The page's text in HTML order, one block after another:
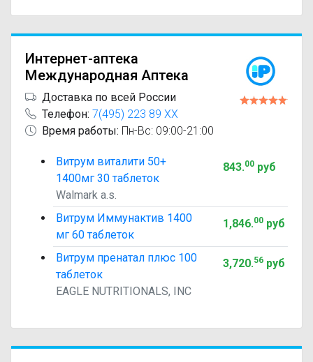
Интернет-аптека
Международная Аптека
Доставка по всей России
Телефон: 7(495) 223 89 XX
Время работы: Пн-Вс: 09:00-21:00
Витрум виталити 50+
1400мг 30 таблеток
Walmark a.s.
843.00руб
Витрум Иммунактив 1400
мг 60 таблеток
1,846.00руб
Витрум пренатал плюс 100
таблеток
EAGLE NUTRITIONALS, INC
3,720.56руб